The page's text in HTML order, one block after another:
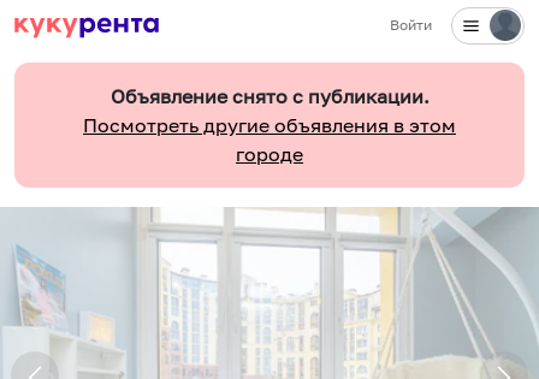
Войти
Объявление снято с публикации.
Посмотреть другие объявления в этом
городе